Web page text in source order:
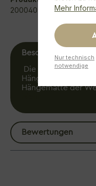
200040
Beschreibung
Die Optimale
Hängematte der
Bewertungen
Mehr
Nur technisch
notwendige